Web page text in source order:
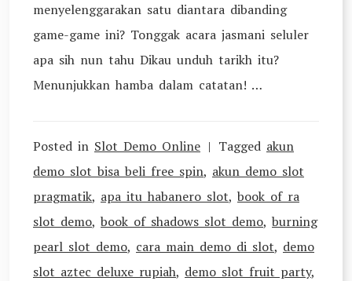
menyelenggarakan satu diantara dibanding
game-game ini? Tonggak acara jasmani seluler
apa sih nun tahu Dikau unduh tarikh itu?
Menunjukkan hamba dalam catatan! …
Posted in Slot Demo Online Tagged akun
demo slot bisa beli free spin, akun demo slot
pragmatik, apa itu habanero slot, book of ra
slot demo, book of shadows slot demo, burning
pearl slot demo, cara main demo di slot, demo
slot aztec deluxe rupiah, demo slot fruit party,